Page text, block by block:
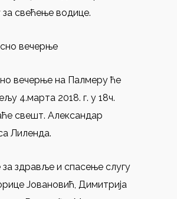
за свећење водице.
вечерње
вечерње на Палмеру ће
4.марта 2018. г. у 18ч.
свешт. Александар
Лиленда.
здравље и спасење слугу
Јовановић, Димитрија